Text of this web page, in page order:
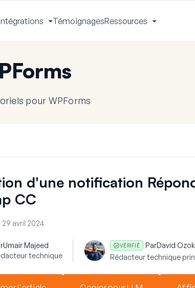
Activer
le
TémoignagesRessources
le
pour WPForms
d'une notification
CC
29 avril 2024
Umair Majeed
technique
VÉRIFIÉ ParDavid
Rédacteur technique